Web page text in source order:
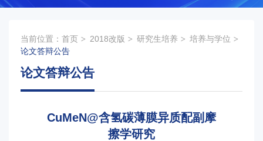
当前位置： 首页 2018改版 研究生培养
培养与学位
论文答辩公告
论文答辩公告
CuMeN@含氢碳薄膜异质配副摩
擦学研究